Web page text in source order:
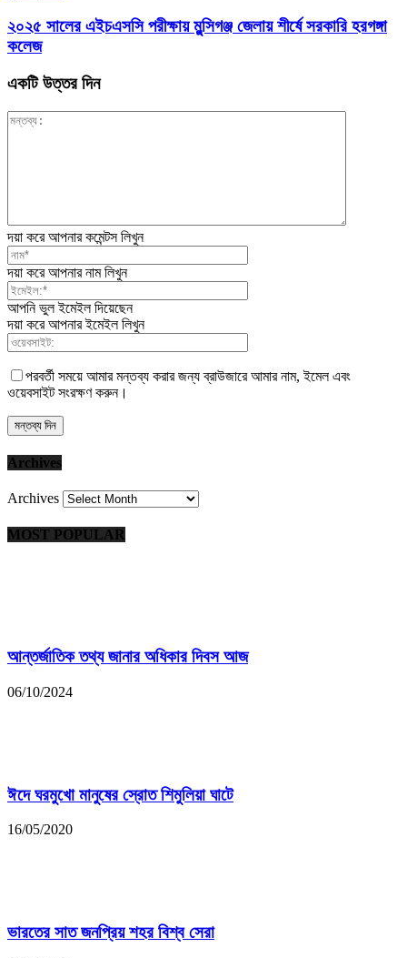
২০২৫ সালের এইচএসসি পরীক্ষায় মুন্সিগঞ্জ জেলায় শীর্ষে সরকারি হরগঙ্গা
কলেজ
একটি উত্তর দিন
দয়া করে আপনার কমেন্টস লিখুন
দয়া করে আপনার নাম লিখুন
আপনি ভুল ইমেইল দিয়েছেন
দয়া করে আপনার ইমেইল লিখুন
পরবর্তী সময়ে আমার মন্তব্য করার জন্য ব্রাউজারে আমার নাম, ইমেল এবং
ওয়েবসাইট সংরক্ষণ করুন।
Archives
Archives
MOST POPULAR
আন্তর্জাতিক তথ্য জানার অধিকার দিবস আজ
06/10/2024
ঈদে ঘরমুখো মানুষের স্রোত শিমুলিয়া ঘাটে
16/05/2020
ভারতের সাত জনপ্রিয় শহর বিশ্ব সেরা